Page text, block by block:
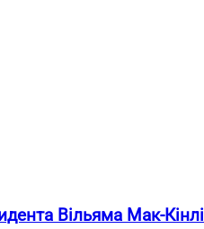
Вільяма Мак-Кінлі